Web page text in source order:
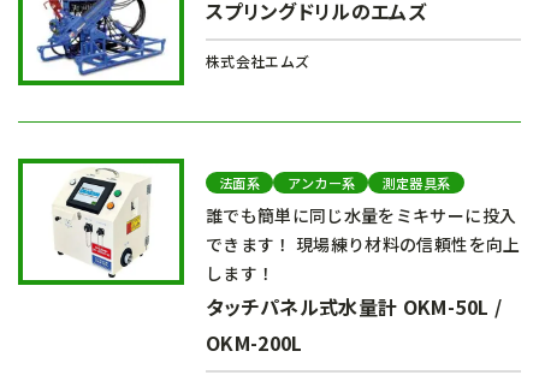
スプリングドリルのエムズ
株式会社エムズ
法面系 アンカー系 測定器具系
誰でも簡単に同じ水量をミキサーに投入
できます！ 現場練り材料の信頼性を向上
します！
タッチパネル式水量計 OKM-50L /
OKM-200L